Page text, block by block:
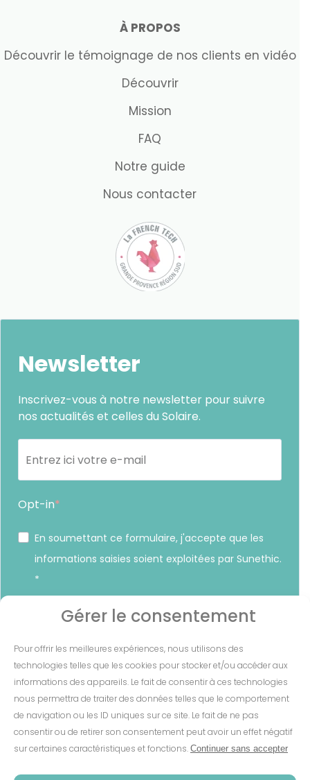
Gérer le consentement
Pour offrir les meilleures expériences, nous utilisons des
technologies telles que les cookies pour stocker et/ou accéder aux
informations des appareils. Le fait de consentir à ces technologies
nous permettra de traiter des données telles que le comportement
de navigation ou les ID uniques sur ce site. Le fait de ne pas
consentir ou de retirer son consentement peut avoir un effet négatif
sur certaines caractéristiques et fonctions. Continuer sans accepter
À PROPOS
Découvrir le témoignage de nos clients en vidéo
Découvrir
Mission
FAQ
Notre guide
Nous contacter
Newsletter
Inscrivez-vous à notre newsletter pour suivre
nos actualités et celles du Solaire.
Opt-in
En soumettant ce formulaire, j'accepte que les
informations saisies soient exploitées par Sunethic.
*
Vous pouvez vous désinscrire à tout moment en cliquant sur
S'INSCRIRE
Mentions Légales-CGV- Cookies-